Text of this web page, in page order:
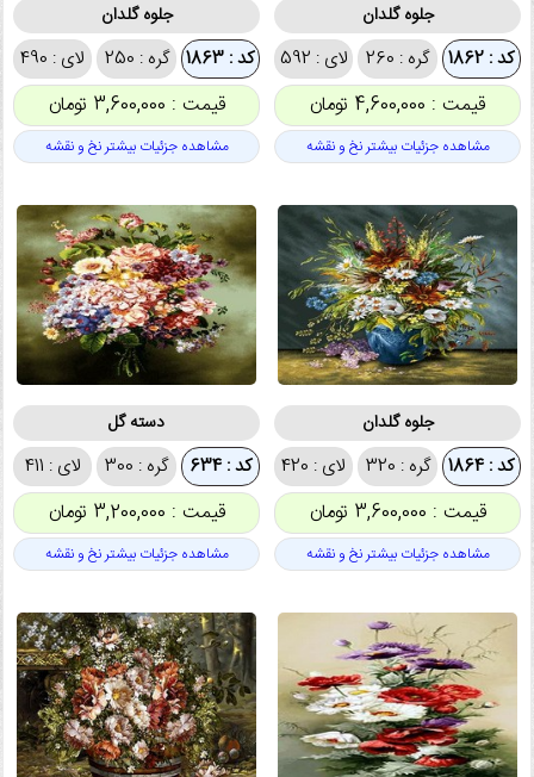
جلوه گلدان
کد : 1862 گره : 260 لای : 592
قیمت : 4,600,000 تومان
مشاهده جزئیات بیشتر نخ و نقشه
جلوه گلدان
کد : 1863 گره : 250 لای : 490
قیمت : 3,600,000 تومان
مشاهده جزئیات بیشتر نخ و نقشه
جلوه گلدان
کد : 1864 گره : 320 لای : 420
قیمت : 3,600,000 تومان
مشاهده جزئیات بیشتر نخ و نقشه
دسته گل
کد : 634 گره : 300 لای : 411
قیمت : 3,200,000 تومان
مشاهده جزئیات بیشتر نخ و نقشه